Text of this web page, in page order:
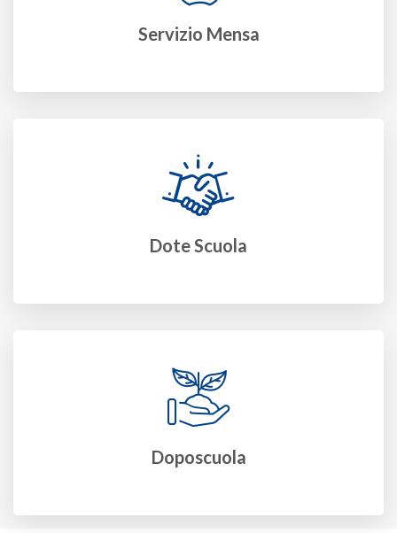
Servizio Mensa
Dote Scuola
Doposcuola